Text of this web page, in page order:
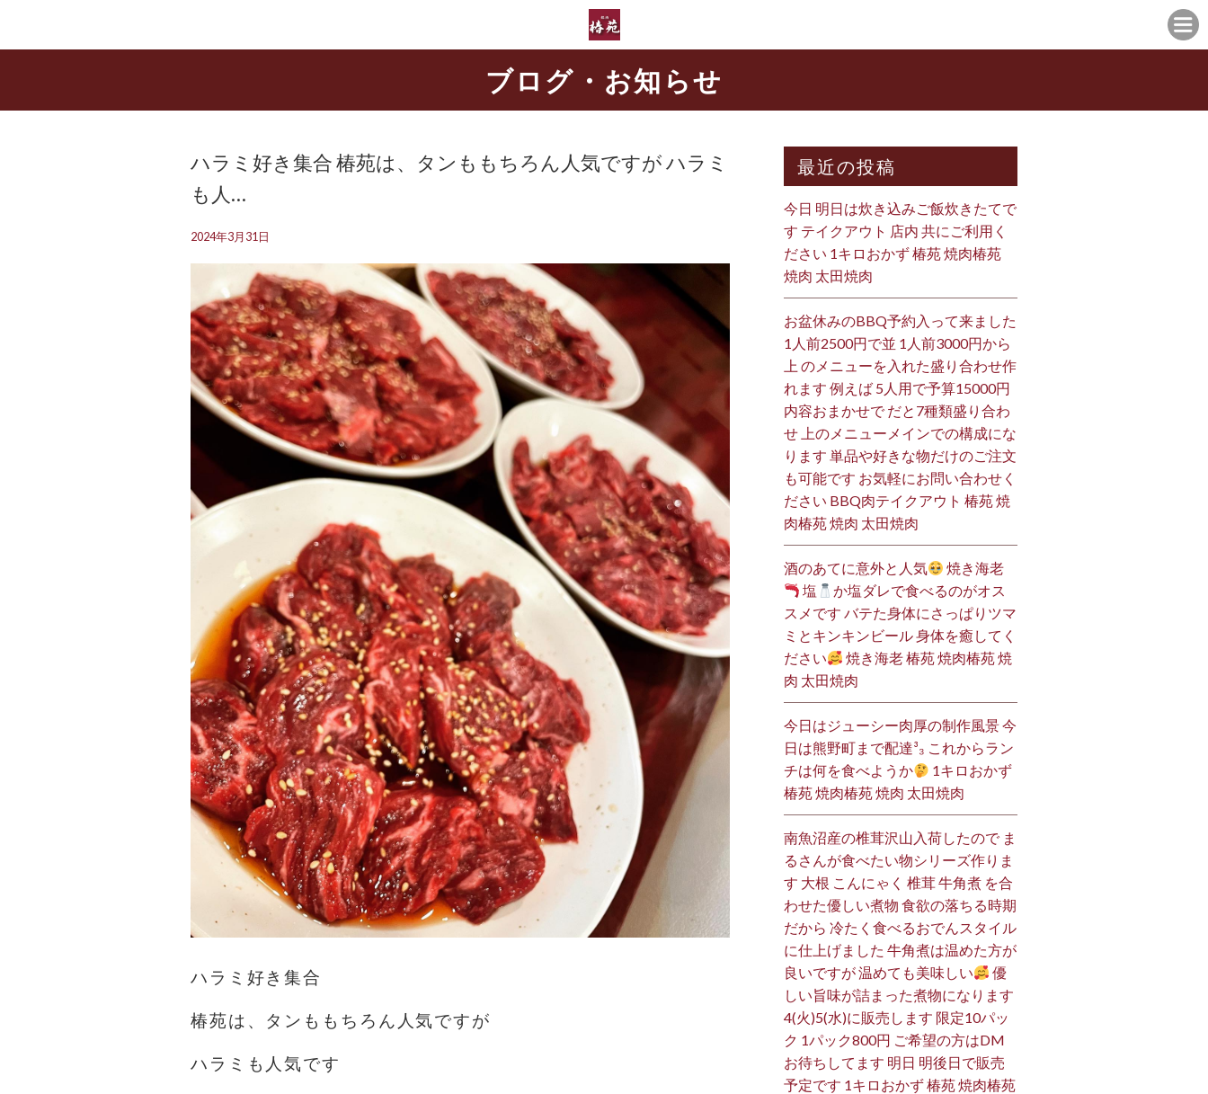
ブログ・お知らせ
ハラミ好き集合 椿苑は、タンももちろん人気ですが ハラミ
も人…
2024年3月31日
ハラミ好き集合
椿苑は、タンももちろん人気ですが
ハラミも人気です
最近の投稿
今日 明日は炊き込みご飯炊きたてで
す テイクアウト 店内 共にご利用く
ださい 1キロおかず 椿苑 焼肉椿苑
焼肉 太田焼肉
お盆休みのBBQ予約入って来ました
1人前2500円で並 1人前3000円から
上 のメニューを入れた盛り合わせ作
れます 例えば 5人用で予算15000円
内容おまかせで だと7種類盛り合わ
せ 上のメニューメインでの構成にな
ります 単品や好きな物だけのご注文
も可能です お気軽にお問い合わせく
ださい BBQ肉テイクアウト 椿苑 焼
肉椿苑 焼肉 太田焼肉
酒のあてに意外と人気
焼き海老
塩
か塩ダレで食べるのがオス
スメです バテた身体にさっぱりツマ
ミとキンキンビール 身体を癒してく
ださい
焼き海老 椿苑 焼肉椿苑 焼
肉 太田焼肉
今日はジューシー肉厚の制作風景 今
日は熊野町まで配達³₃ これからラン
チは何を食べようか
1キロおかず
椿苑 焼肉椿苑 焼肉 太田焼肉
南魚沼産の椎茸沢山入荷したので ま
るさんが食べたい物シリーズ作りま
す 大根 こんにゃく 椎茸 牛角煮 を合
わせた優しい煮物 食欲の落ちる時期
だから 冷たく食べるおでんスタイル
に仕上げました 牛角煮は温めた方が
良いですが 温めても美味しい
優
しい旨味が詰まった煮物になります
4(火)5(水)に販売します 限定10パッ
ク 1パック800円 ご希望の方はDM
お待ちしてます 明日 明後日で販売
予定です 1キロおかず 椿苑 焼肉椿苑